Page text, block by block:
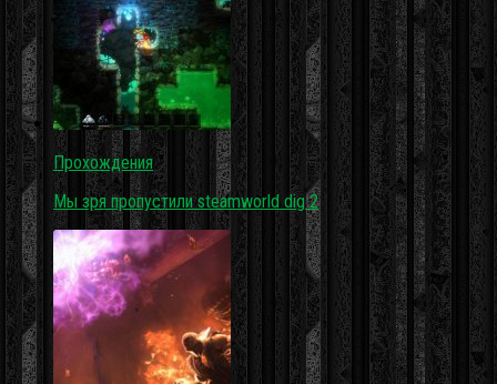
Прохождения
Мы зря пропустили steamworld dig 2